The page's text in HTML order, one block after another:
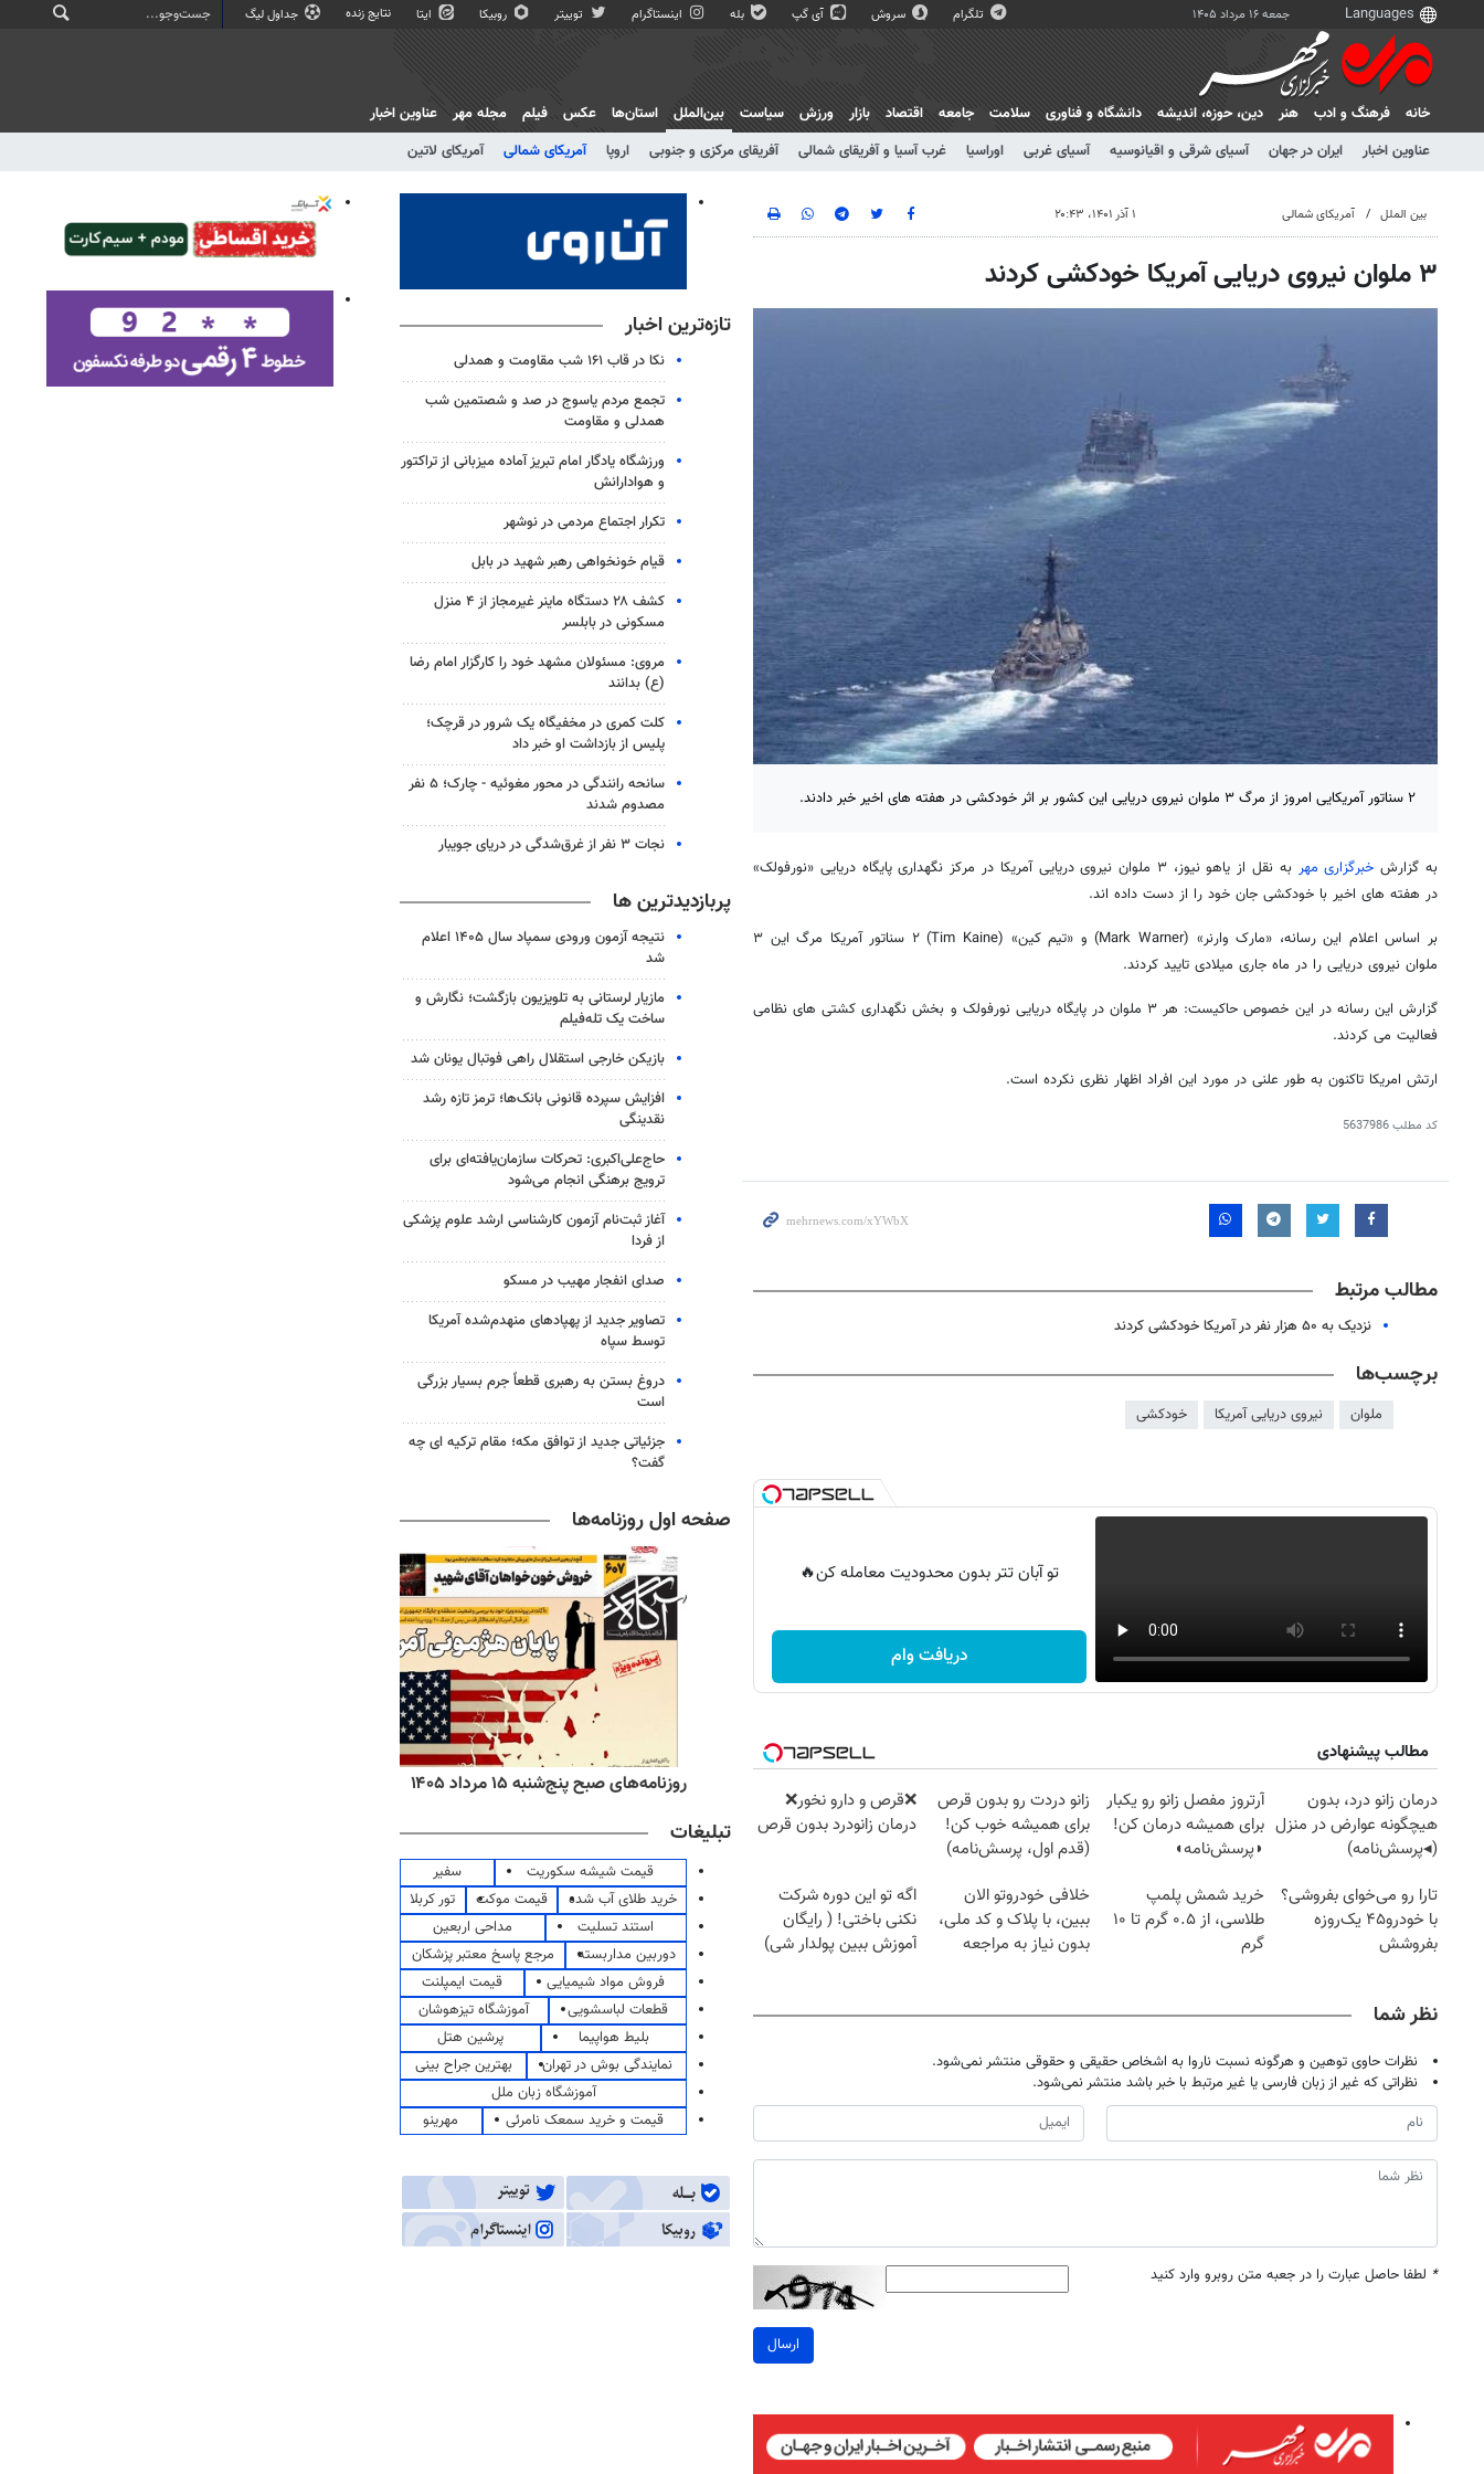
جمعه ۱۶ مرداد ۱۴۰۵ تلگرام سروش آی گپ بله اینستاگرام توییتر روبیکا ایتا نتایج زنده جداول لیگ
خانه فرهنگ و ادب هنر دين، حوزه، انديشه دانشگاه و فناوری سلامت جامعه اقتصاد بازار ورزش سیاست
بین‌الملل
عناوین اخبار
ایران در جهان آسیای شرقی و اقیانوسیه آسیای غربی اوراسیا غرب آسیا و آفریقای شمالی آفریقای مرکزی و جنوبی اروپا آمریکای شمالی آمریکای لاتین
استان‌ها عکس فیلم مجله مهر عناوین اخبار
بین الملل آمریکای شمالی ۱ آذر ۱۴۰۱، ۲۰:۴۳
۳ ملوان نیروی دریایی آمریکا خودکشی کردند
۲ سناتور آمریکایی امروز از مرگ ۳ ملوان نیروی دریایی این کشور بر اثر خودکشی در هفته های اخیر خبر دادند.
به گزارش خبرگزاری مهر
به نقل از یاهو نیوز، ۳ ملوان نیروی دریایی آمریکا در مرکز نگهداری پایگاه دریایی «نورفولک»
در هفته‌ های اخیر با خودکشی جان خود را از دست داده اند.
بر اساس اعلام این رسانه، «مارک وارنر» (Mark Warner) و «تیم کین» (Tim Kaine) ۲ سناتور آمریکا مرگ این ۳
ملوان نیروی دریایی را در ماه جاری میلادی تایید کردند.
گزارش این رسانه در این خصوص حاکیست: هر ۳ ملوان در پایگاه دریایی نورفولک و بخش نگهداری کشتی‌ های نظامی
فعالیت می‌ کردند.
ارتش امریکا تاکنون به طور علنی در مورد این افراد اظهار نظری نکرده است.
کد مطلب5637986
مطالب مرتبط
نزدیک به ۵۰ هزار نفر در آمریکا خودکشی کردند
برچسب‌ها
ملوان نیروی دریایی آمریکا خودکشی
تو آبان تتر بدون محدودیت معامله کن🔥
دریافت وام
مطالب پیشنهادی
درمان زانو درد، بدون
هیچگونه عوارض در منزل
(◂پرسش‌نامه)
آرتروز مفصل زانو رو یکبار
برای همیشه درمان کن!
◗پرسش‌نامه◖
زانو دردت رو بدون قرص
برای همیشه خوب کن!
(قدم اول، پرسش‌نامه)
❌قرص‌ و دارو نخور❌
درمان زانودرد بدون قرص
تارا رو می‌خوای بفروشی؟
با خودرو۴۵ یک‌روزه
بفروشش
خرید شمش پلمپ
طلاسی، از ۰.۵ گرم تا ۱۰
گرم
خلافی خودروتو الان
ببین، با پلاک و کد ملی،
بدون نیاز به مراجعه
اگه تو این دوره شرکت
نکنی باختی! ( رایگان
آموزش ببین پولدار شی)
نظر شما
نظرات حاوی توهین و هرگونه نسبت ناروا به اشخاص حقیقی و حقوقی منتشر نمی‌شود.
نظراتی که غیر از زبان فارسی یا غیر مرتبط با خبر باشد منتشر نمی‌شود.
* لطفا حاصل عبارت را در جعبه متن روبرو وارد کنید
ارسال
تازه‌ترین اخبار
نکا در قاب ۱۶۱ شب مقاومت و همدلی
تجمع مردم یاسوج در صد و شصتمین شب
همدلی و مقاومت
ورزشگاه یادگار امام تبریز آماده میزبانی از تراکتور
و هوادارانش
تکرار اجتماع مردمی در نوشهر
قیام خونخواهی رهبر شهید در بابل
کشف ۲۸ دستگاه ماینر غیرمجاز از ۴ منزل
مسکونی در بابلسر
مروی: مسئولان مشهد خود را کارگزار امام رضا
(ع) بدانند
کلت کمری در مخفیگاه یک شرور در قرچک؛
پلیس از بازداشت او خبر داد
سانحه رانندگی در محور مغوئیه - چارک؛ ۵ نفر
مصدوم شدند
نجات ۳ نفر از غرق‌شدگی در دریای جویبار
پربازدیدترین ها
نتیجه آزمون ورودی سمپاد سال ۱۴۰۵ اعلام
شد
مازیار لرستانی به تلویزیون بازگشت؛ نگارش و
ساخت یک تله‌فیلم
بازیکن خارجی استقلال راهی فوتبال یونان شد
افزایش سپرده قانونی بانک‌ها؛ ترمز تازه رشد
نقدینگی
حاج‌علی‌اکبری: تحرکات سازمان‌یافته‌ای برای
ترویج برهنگی انجام می‌شود
آغاز ثبت‌نام‌ آزمون کارشناسی ارشد علوم پزشکی
از فردا
صدای انفجار مهیب در مسکو
تصاویر جدید از پهپادهای منهدم‌شده آمریکا
توسط سپاه
دروغ بستن به رهبری قطعاً جرم بسیار بزرگی
است
جزئیاتی جدید از توافق مکه؛ مقام ترکیه ای چه
گفت؟
صفحه اول روزنامه‌ها
روزنامه‌های صبح پنج‌شنبه ۱۵ مرداد ۱۴۰۵
تبلیغات
قیمت شیشه سکوریت
سفیر
خرید طلای آب شده
قیمت موکت
تور کربلا
استند تسلیت
مداحی اربعین
دوربین مداربسته
مرجع پاسخ معتبر پزشکان
فروش مواد شیمیایی
قیمت ایمپلنت
قطعات لباسشویی
آموزشگاه تیزهوشان
بلیط هواپیما
پرشین هتل
نمایندگی بوش در تهران
بهترین جراح بینی
آموزشگاه زبان ملل
قیمت و خرید سمعک نامرئی
مهرینو